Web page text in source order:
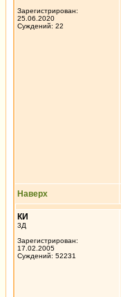
Зарегистрирован:
25.06.2020
Суждений: 22
Наверх
КИ
3Д
Зарегистрирован:
17.02.2005
Суждений: 52231